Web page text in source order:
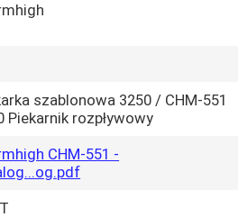
szablonowa 3250 / CHM-551
Piekarnik rozpływowy
CHM-551 -